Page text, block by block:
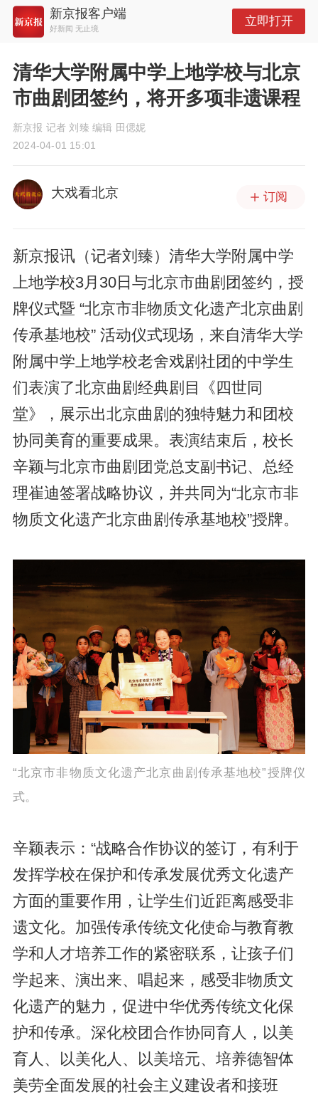
新京报客户端
好新闻 无止境
立即打开
清华大学附属中学上地学校与北京
市曲剧团签约，将开多项非遗课程
新京报 记者 刘臻 编辑 田偲妮
2024-04-01 15:01
大戏看北京 订阅
新京报讯（记者刘臻）清华大学附属中学
上地学校3月30日与北京市曲剧团签约，授
牌仪式暨 “北京市非物质文化遗产北京曲剧
传承基地校” 活动仪式现场，来自清华大学
附属中学上地学校老舍戏剧社团的中学生
们表演了北京曲剧经典剧目《四世同
堂》，展示出北京曲剧的独特魅力和团校
协同美育的重要成果。表演结束后，校长
辛颖与北京市曲剧团党总支副书记、总经
理崔迪签署战略协议，并共同为“北京市非
物质文化遗产北京曲剧传承基地校”授牌。
“北京市非物质文化遗产北京曲剧传承基地校”授牌仪
式。
辛颖表示：“战略合作协议的签订，有利于
发挥学校在保护和传承发展优秀文化遗产
方面的重要作用，让学生们近距离感受非
遗文化。加强传承传统文化使命与教育教
学和人才培养工作的紧密联系，让孩子们
学起来、演出来、唱起来，感受非物质文
化遗产的魅力，促进中华优秀传统文化保
护和传承。深化校团合作协同育人，以美
育人、以美化人、以美培元、培养德智体
美劳全面发展的社会主义建设者和接班